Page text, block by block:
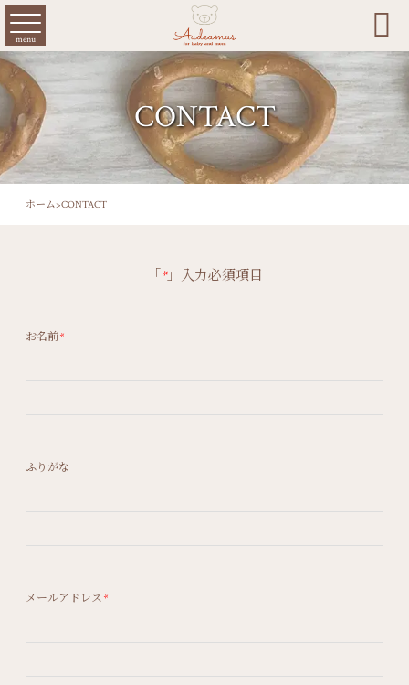
menu 
CONTACT
ホーム>CONTACT
「 *」入力必須項目
お名前*
ふりがな
メールアドレス *